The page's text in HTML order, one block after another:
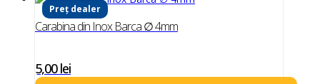
Preț dealer
Carabina din Inox Barca ∅ 4mm
5,00lei